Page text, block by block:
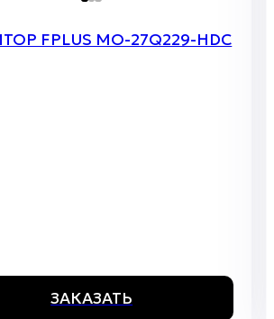
FPLUS MO-27Q229-HDC
ЗАКАЗАТЬ